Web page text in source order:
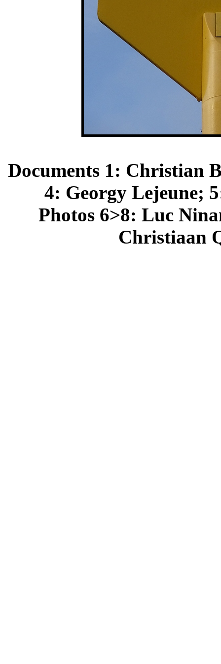
Documents 1: Christian
4: Georgy Lejeune;
Photos 6>8: Luc
Christiaan